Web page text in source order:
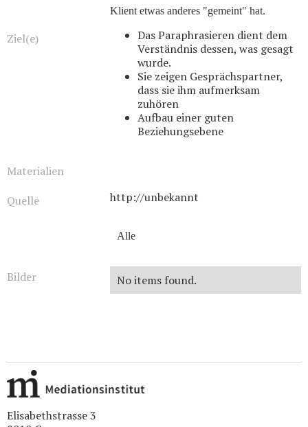
Klient etwas anderes "gemeint" hat.
Ziel(e)
Das Paraphrasieren dient dem
Verständnis dessen, was gesagt
wurde.
Sie zeigen Gesprächspartner,
dass sie ihm aufmerksam
zuhören
Aufbau einer guten
Beziehungsebene
Materialien
Quelle
http://unbekannt
Bilder
Alle
No items found.
Elisabethstrasse 3